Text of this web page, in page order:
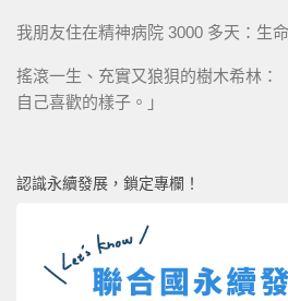
我朋友住在精神病院 3000 多天：生
搖滾一生、充實又狼狽的樹木希林：
自己喜歡的樣子。」
認識永續發展，鎖定專欄！